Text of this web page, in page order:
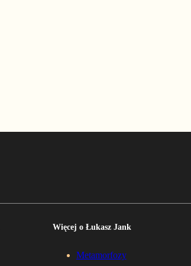
Więcej o Łukasz Jank
Metamorfozy